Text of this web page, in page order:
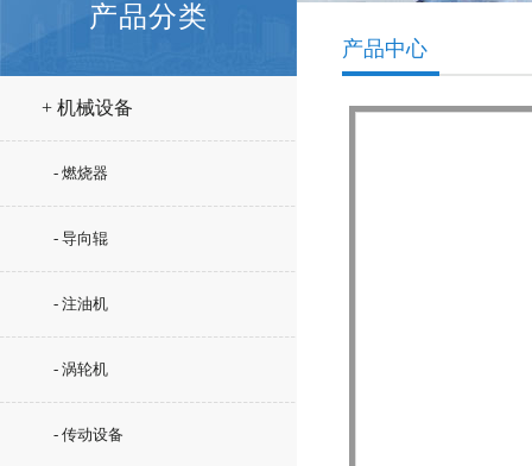
产品分类
+ 机械设备
- 燃烧器
- 导向辊
- 注油机
- 涡轮机
- 传动设备
产品中心